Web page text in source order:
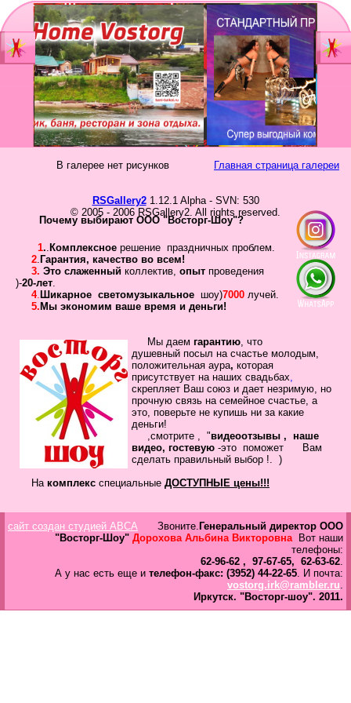
Главная
Шоу-группа
Видеостудия
Прайс
Контакты
Портфолио
Свадьбы
Статьи
Галерея
Гостевая
Вход для клиентов
Пользователь
Запомнить
Главная страница галереи
В галерее нет рисунков
RSGallery21.12.1 Alpha - SVN: 530
© 2005 - 2006 RSGallery2. All rights reserved.
Почему выбирают ООО "Восторг-Шоу"?
1.. Комплексное решение праздничных проблем.
2. Гарантия, качество во всем!
3. Это слаженный коллектив, опыт проведения
)-20-лет.
4. Шикарное светомузыкальное шоу)7000 лучей.
5. Мы экономим ваше время и деньги!
Мы даем гарантию, что
душевный посыл на счастье молодым,
положительная аура, которая
присутствует на наших свадьбах,
скрепляет Ваш союз и дает незримую, но
прочную связь на семейное счастье, а
это, поверьте не купишь ни за какие
деньги!
,смотрите , "видеоотзывы , наше
видео, гостевую -это поможет Вам
сделать правильный выбор !. )
Накомплекс специальные ДОСТУПНЫЕ цены!!!
год
сайт создан студией ABCA Звоните. Генеральный директор ООО
"Восторг-Шоу" Дорохова Альбина ВикторовнаВот наши
телефоны:
62-96-62 , 97-67-65, 62-63-62.
А у нас есть еще и телефон-факс: (3952) 44-22-65. И почта:
vostorg.irk@rambler.ru.
Иркутск. "Восторг-шоу". 2011.